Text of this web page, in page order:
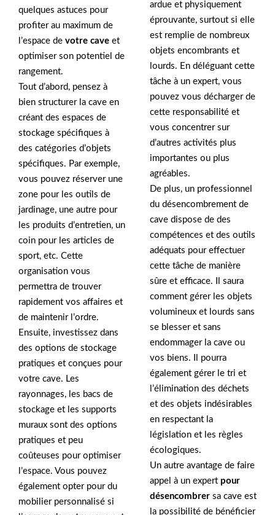
quelques astuces pour
profiter au maximum de
l’espace de votre cave et
optimiser son potentiel de
rangement.
Tout d’abord, pensez à
bien structurer la cave en
créant des espaces de
stockage spécifiques à
des catégories d’objets
spécifiques. Par exemple,
vous pouvez réserver une
zone pour les outils de
jardinage, une autre pour
les produits d’entretien, un
coin pour les articles de
sport, etc. Cette
organisation vous
permettra de trouver
rapidement vos affaires et
de maintenir l’ordre.
Ensuite, investissez dans
des options de stockage
pratiques et conçues pour
votre cave. Les
rayonnages, les bacs de
stockage et les supports
muraux sont des options
pratiques et peu
coûteuses pour optimiser
l’espace. Vous pouvez
également opter pour du
mobilier personnalisé si
ardue et physiquement
éprouvante, surtout si elle
est remplie de nombreux
objets encombrants et
lourds. En déléguant cette
tâche à un expert, vous
pouvez vous décharger de
cette responsabilité et
vous concentrer sur
d’autres activités plus
importantes ou plus
agréables.
De plus, un professionnel
du désencombrement de
cave dispose de des
compétences et des outils
adéquats pour effectuer
cette tâche de manière
sûre et efficace. Il saura
comment gérer les objets
volumineux et lourds sans
se blesser et sans
endommager la cave ou
vos biens. Il pourra
également gérer le tri et
l’élimination des déchets
et des objets indésirables
en respectant la
législation et les règles
écologiques.
Un autre avantage de faire
appel à un expert pour
désencombrer sa cave est
la possibilité de bénéficier